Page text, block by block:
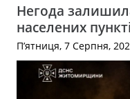
Негода
населених
П’ятниця, 7 Серпня,